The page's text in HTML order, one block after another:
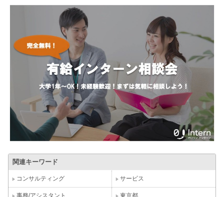
関連キーワード
コンサルティング サービス
事務/アシスタント 東京都